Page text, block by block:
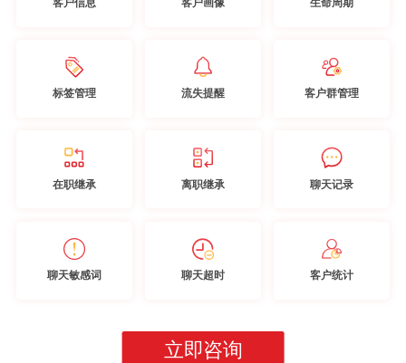
标签管理 流失提醒 客户群管理
在职继承 离职继承 聊天记录
聊天敏感词 聊天超时 客户统计
立即咨询